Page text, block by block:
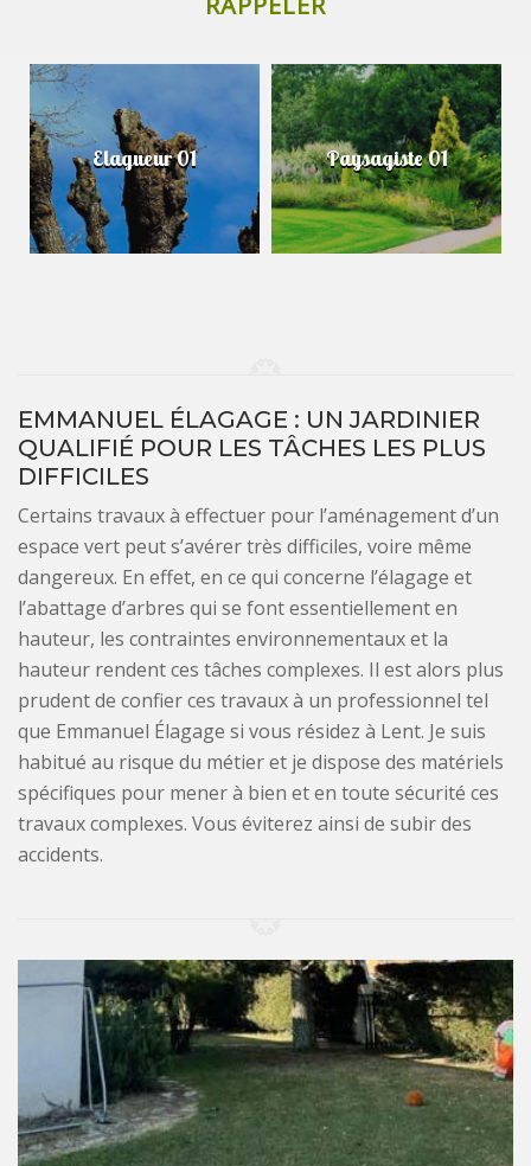
Elagueur 01 Paysagiste 01
EMMANUEL ÉLAGAGE : UN JARDINIER
QUALIFIÉ POUR LES TÂCHES LES PLUS
DIFFICILES
Certains travaux à effectuer pour l’aménagement d’un
espace vert peut s’avérer très difficiles, voire même
dangereux. En effet, en ce qui concerne l’élagage et
l’abattage d’arbres qui se font essentiellement en
hauteur, les contraintes environnementaux et la
hauteur rendent ces tâches complexes. Il est alors plus
prudent de confier ces travaux à un professionnel tel
que Emmanuel Élagage si vous résidez à Lent. Je suis
habitué au risque du métier et je dispose des matériels
spécifiques pour mener à bien et en toute sécurité ces
travaux complexes. Vous éviterez ainsi de subir des
accidents.